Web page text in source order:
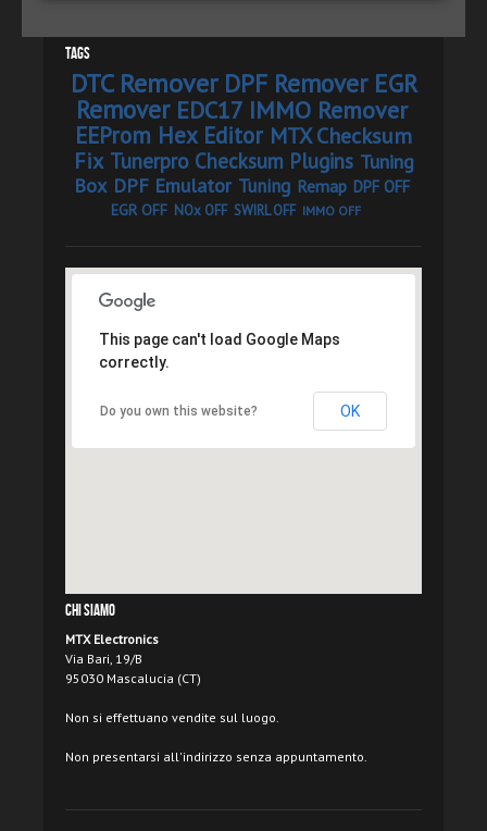
Tags
DTC Remover DPF Remover EGR
Remover EDC17 IMMO Remover
EEProm Hex Editor MTX Checksum
Fix Tunerpro Checksum Plugins Tuning
Box DPF Emulator Tuning Remap DPF OFF
EGR OFF NOx OFF SWIRL OFF IMMO OFF
This page can't load Google Maps
correctly.
Do you own this website? OK
Chi Siamo
MTX Electronics
Via Bari, 19/B
95030 Mascalucia (CT)
Non si effettuano vendite sul luogo.
Non presentarsi all'indirizzo senza appuntamento.